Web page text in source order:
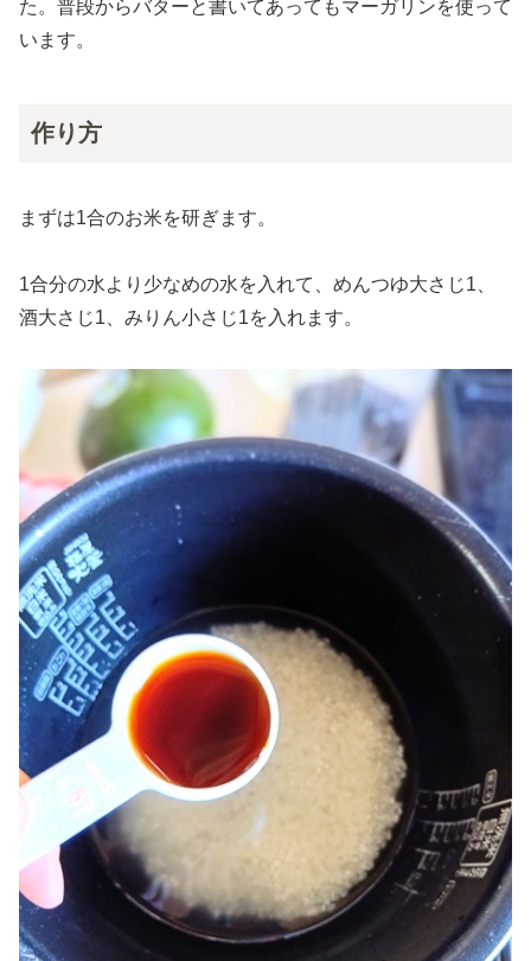
た。普段からバターと書いてあってもマーガリンを使って
います。
作り方
まずは1合のお米を研ぎます。
1合分の水より少なめの水を入れて、めんつゆ大さじ1、
酒大さじ1、みりん小さじ1を入れます。